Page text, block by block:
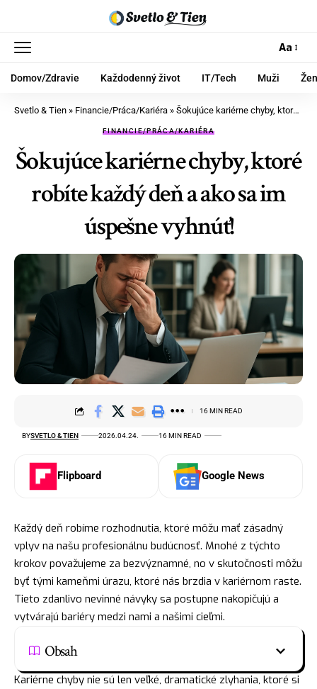
Aa
Domov/Zdravie Každodenný život IT/Tech Muži
Svetlo & Tien » Financie/Práca/Kariéra » Šokujúce kariérne chyby, ktoré robíte každý deň a ako sa im úspešne vyhnúť!
FINANCIE/PRÁCA/KARIÉRA
Šokujúce kariérne chyby, ktoré
robíte každý deň a ako sa im
úspešne vyhnúť!
BYSVETLO & TIEN 2026.04.24. 16 MIN READ
16 MIN READ
Flipboard Google News
Každý deň robíme rozhodnutia, ktoré môžu mať zásadný
vplyv na našu profesionálnu budúcnosť. Mnohé z týchto
krokov považujeme za bezvýznamné, no v skutočnosti môžu
byť tými kameňmi úrazu, ktoré nás brzdia v kariérnom raste.
Tieto zdanlivo nevinné návyky sa postupne nakopičujú a
vytvárajú bariéry medzi nami a našimi cieľmi.
Obsah
Kariérne chyby nie sú len veľké, dramatické zlyhania, ktoré si